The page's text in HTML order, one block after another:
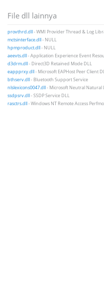
File dll lainnya
provthrd.dll- WMI Provider Thread & Log
mctsinterface.dll- NULL
hpmproduct.dll- NULL
aeevts.dll- Application Experience Event
d3drm.dll- Direct3D Retained Mode DLL
eappprxy.dll- Microsoft EAPHost Peer Client
bthserv.dll- Bluetooth Support Service
nlslexicons0047.dll- Microsoft Neutral Natural
ssdpsrv.dll- SSDP Service DLL
rasctrs.dll- Windows NT Remote Access